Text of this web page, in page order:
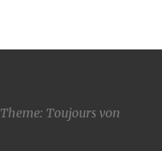
Theme: Toujours von